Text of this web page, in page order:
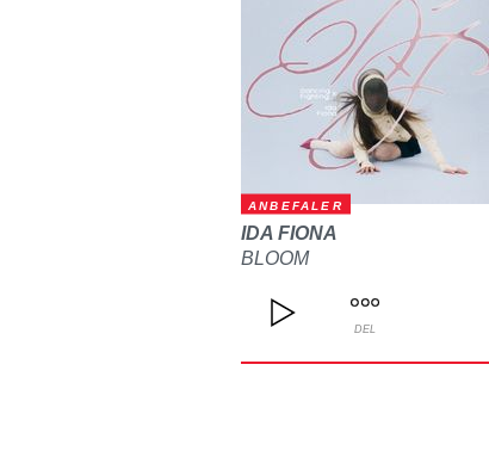
ANBEFALER
IDA FIONA
BLOOM
DEL